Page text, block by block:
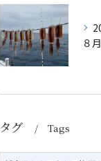
タグ Tags